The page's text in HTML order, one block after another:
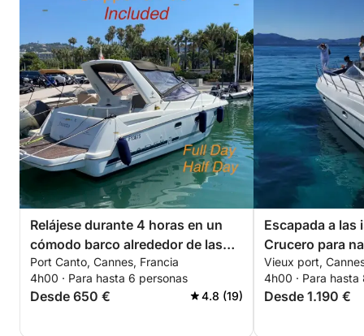
Relájese durante 4 horas en un
cómodo barco alrededor de las
islas Lérins. ¡Descuento especial
para parejas!
Port Canto, Cannes, Francia
4h00 · Para hasta 6 personas
Desde 650 € 4.8 (19)
Escapada a las
Crucero para
desde Cannes
Vieux port,
4h00 · Para hasta
Desde 1.190 €